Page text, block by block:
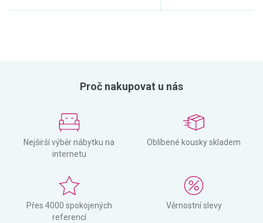
Proč nakupovat u nás
Nejširší výběr nábytku na
internetu
Oblíbené kousky skladem
Přes 4000 spokojených
referencí
Věrnostní slevy